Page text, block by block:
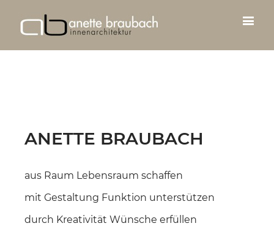
ANETTE BRAUBACH
aus Raum Lebensraum schaffen
mit Gestaltung Funktion unterstützen
durch Kreativität Wünsche erfüllen